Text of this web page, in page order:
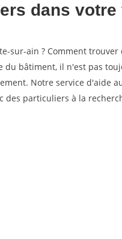
dans
sur-ain ? Comment
du bâtiment, il n'est pas
Notre service d'aide
des particuliers à la